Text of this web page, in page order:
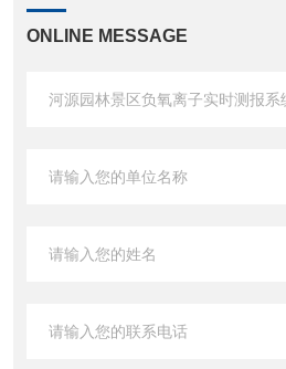
ONLINE MESSAGE